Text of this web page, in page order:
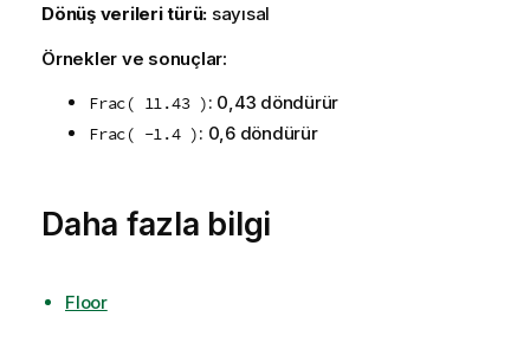
Dönüş verileri türü: sayısal
Örnekler ve sonuçlar:
Frac( 11.43 ): 0,43 döndürür
Frac( -1.4 ): 0,6 döndürür
Daha fazla bilgi
Floor